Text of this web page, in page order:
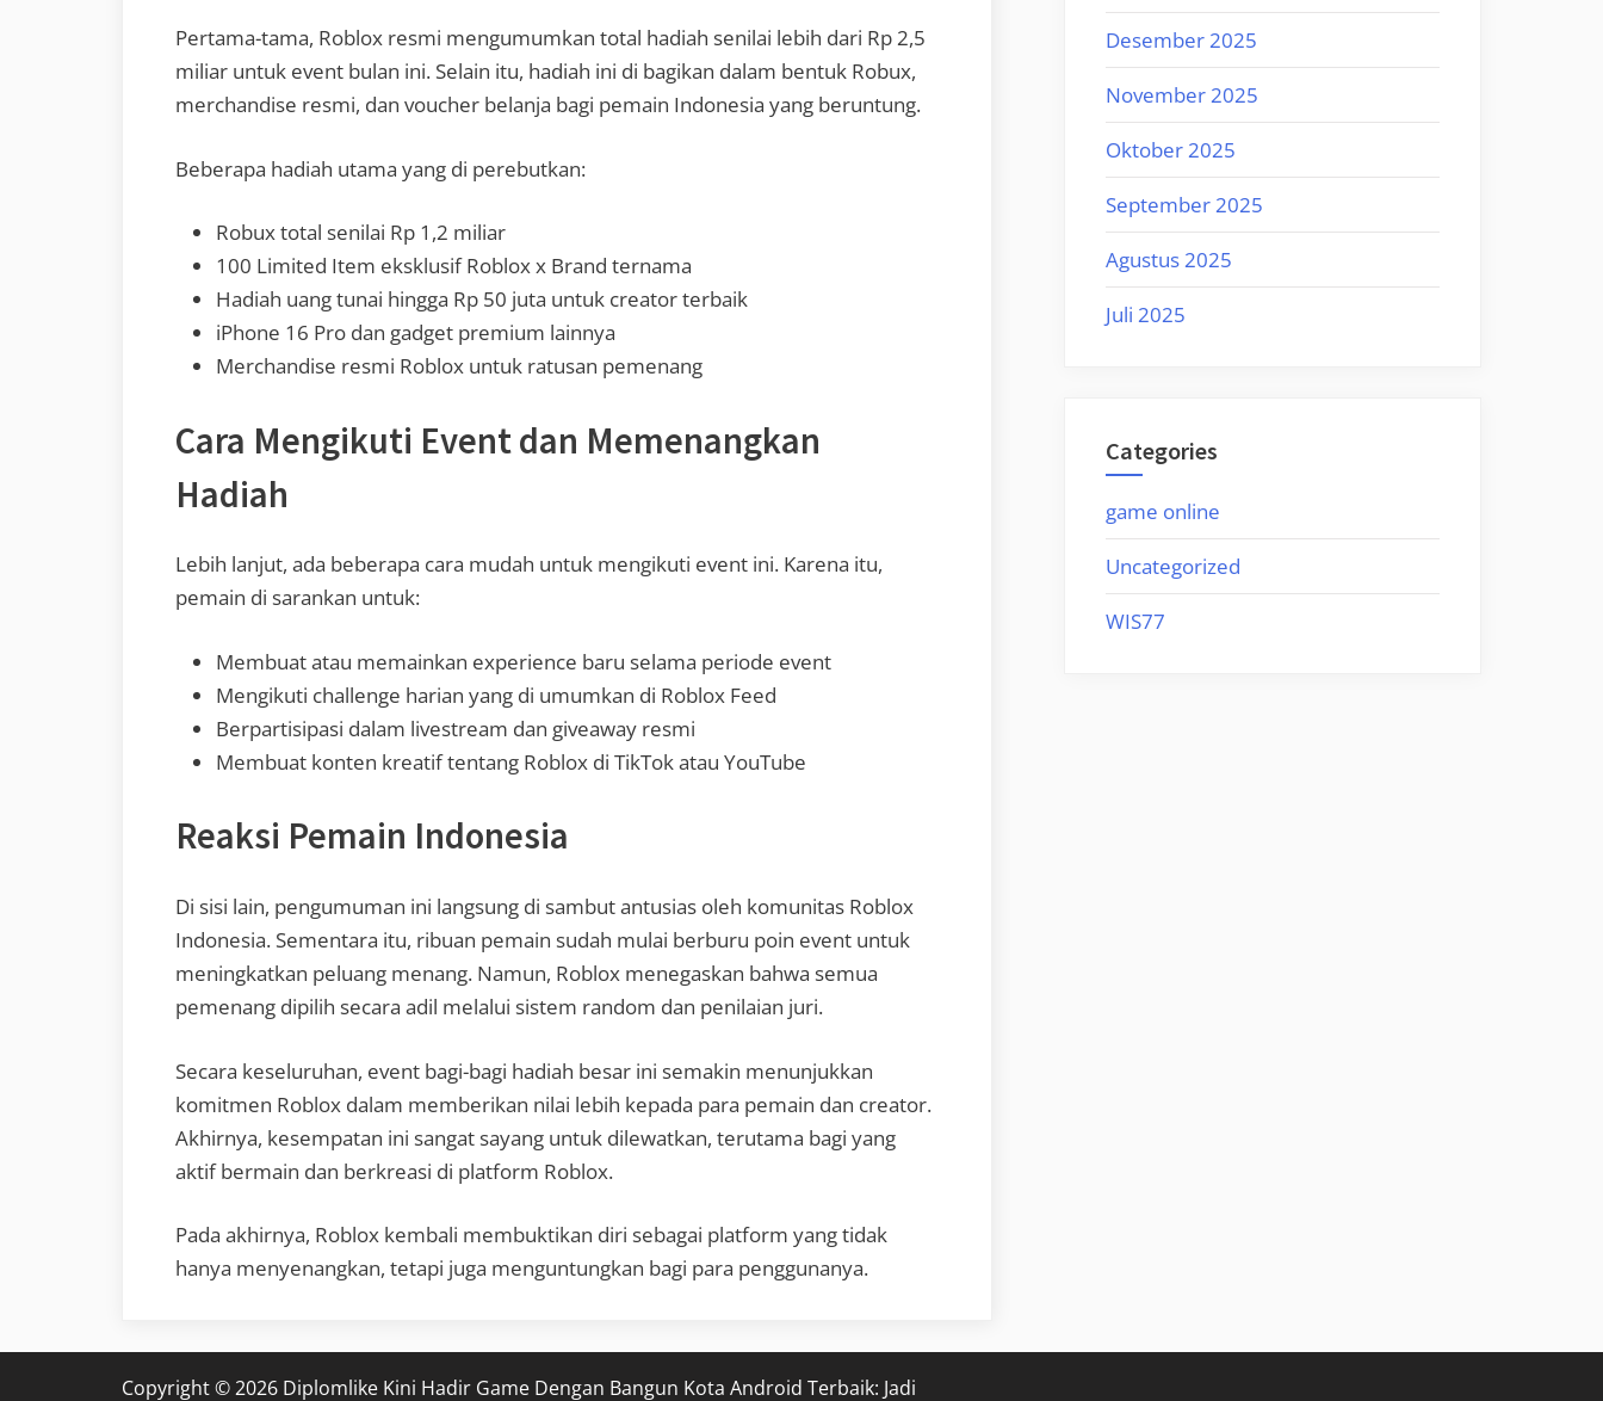
Pertama-tama, Roblox resmi mengumumkan total hadiah senilai lebih dari Rp 2,5
miliar untuk event bulan ini. Selain itu, hadiah ini di bagikan dalam bentuk Robux,
merchandise resmi, dan voucher belanja bagi pemain Indonesia yang beruntung.
Beberapa hadiah utama yang di perebutkan:
Robux total senilai Rp 1,2 miliar
100 Limited Item eksklusif Roblox x Brand ternama
Hadiah uang tunai hingga Rp 50 juta untuk creator terbaik
iPhone 16 Pro dan gadget premium lainnya
Merchandise resmi Roblox untuk ratusan pemenang
Cara Mengikuti Event dan Memenangkan
Hadiah
Lebih lanjut, ada beberapa cara mudah untuk mengikuti event ini. Karena itu,
pemain di sarankan untuk:
Membuat atau memainkan experience baru selama periode event
Mengikuti challenge harian yang di umumkan di Roblox Feed
Berpartisipasi dalam livestream dan giveaway resmi
Membuat konten kreatif tentang Roblox di TikTok atau YouTube
Reaksi Pemain Indonesia
Di sisi lain, pengumuman ini langsung di sambut antusias oleh komunitas Roblox
Indonesia. Sementara itu, ribuan pemain sudah mulai berburu poin event untuk
meningkatkan peluang menang. Namun, Roblox menegaskan bahwa semua
pemenang dipilih secara adil melalui sistem random dan penilaian juri.
Secara keseluruhan, event bagi-bagi hadiah besar ini semakin menunjukkan
komitmen Roblox dalam memberikan nilai lebih kepada para pemain dan creator.
Akhirnya, kesempatan ini sangat sayang untuk dilewatkan, terutama bagi yang
aktif bermain dan berkreasi di platform Roblox.
Pada akhirnya, Roblox kembali membuktikan diri sebagai platform yang tidak
hanya menyenangkan, tetapi juga menguntungkan bagi para penggunanya.
Desember 2025
November 2025
Oktober 2025
September 2025
Agustus 2025
Juli 2025
Categories
game online
Uncategorized
WIS77
Copyright © 2026 Diplomlike Kini Hadir Game Dengan Bangun Kota Android Terbaik: Jadi